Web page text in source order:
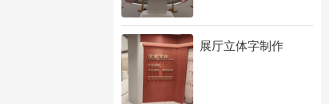
展厅立体字制作